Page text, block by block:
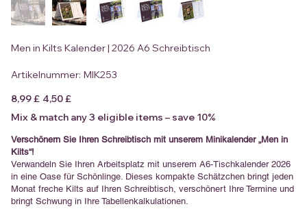
Men in Kilts Kalender | 2026 A6 Schreibtisch
Artikelnummer: Artikelnummer:
MIK253
MIK253
Ursprünglicher
Preis
8,99 £ Angebotspreis
4,50 £
Mix & match any 3 eligible items – save 10%
Verschönern Sie Ihren Schreibtisch mit unserem Minikalender „Men in
Kilts“!
Verwandeln Sie Ihren Arbeitsplatz mit unserem A6-Tischkalender 2026
in eine Oase für Schönlinge. Dieses kompakte Schätzchen bringt jeden
Monat freche Kilts auf Ihren Schreibtisch, verschönert Ihre Termine und
bringt Schwung in Ihre Tabellenkalkulationen.